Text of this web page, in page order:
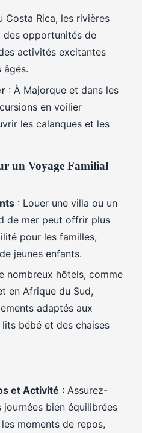
Costa Rica, les rivières
des opportunités de
activités excitantes
âgés.
: À Majorque et dans les
en voilier
les calanques et les
un Voyage Familial
: Louer une villa ou un
de mer peut offrir plus
pour les familles,
jeunes enfants.
nombreux hôtels, comme
en Afrique du Sud,
adaptés aux
bébé et des chaises
et Activité : Assurez-
bien équilibrées
moments de repos,